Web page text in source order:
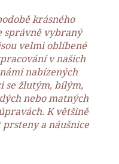
krásného
správně vybraný
velmi oblíbené
v našich
nabízených
se žlutým, bílým,
nebo matných
K většině
a náušnice